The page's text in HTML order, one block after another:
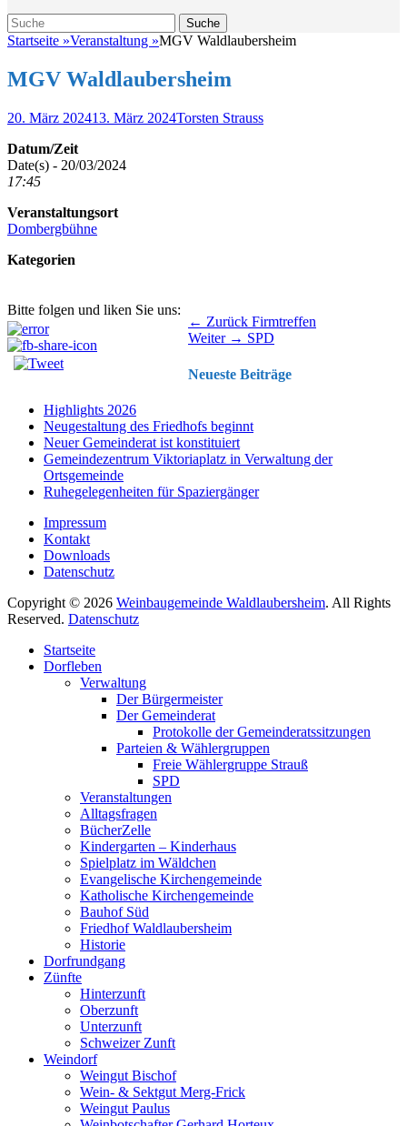
Suche
Suche
nach:
Startseite »Veranstaltung »MGV Waldlaubersheim
MGV Waldlaubersheim
Veröffentlicht
20. März 202413. März 2024Autor
Torsten Strauss
Datum/Zeit
Date(s) - 20/03/2024
17:45
Veranstaltungsort
Dombergbühne
Kategorien
Bitte folgen und liken Sie uns:
Beitragsnavigation ← Zurück Vorhergehender
Beitrag:
Firmtreffen
Weiter → Nächster
SPD
Neueste Beiträge
Highlights 2026
Neugestaltung des Friedhofs beginnt
Neuer Gemeinderat ist konstituiert
Gemeindezentrum Viktoriaplatz in Verwaltung der
Ortsgemeinde
Ruhegelegenheiten für Spaziergänger
Impressum
Kontakt
Downloads
Datenschutz
Copyright © 2026 Weinbaugemeinde Waldlaubersheim. All Rights
Reserved. Datenschutz
oben
scrollen
Startseite
Dorfleben
Verwaltung
Der Bürgermeister
Der Gemeinderat
Protokolle der Gemeinderatssitzungen
Parteien & Wählergruppen
Freie Wählergruppe Strauß
SPD
Veranstaltungen
Alltagsfragen
BücherZelle
Kindergarten – Kinderhaus
Spielplatz im Wäldchen
Evangelische Kirchengemeinde
Katholische Kirchengemeinde
Bauhof Süd
Friedhof Waldlaubersheim
Historie
Dorfrundgang
Zünfte
Hinterzunft
Oberzunft
Unterzunft
Schweizer Zunft
Weindorf
Weingut Bischof
Wein- & Sektgut Merg-Frick
Weingut Paulus